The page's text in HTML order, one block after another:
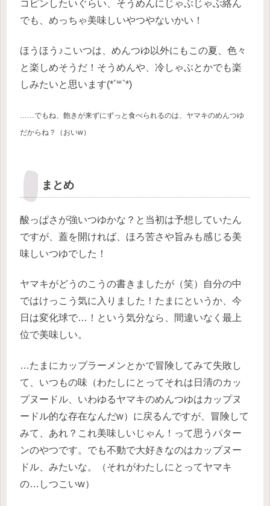
コピンしたいぐらい、そうめんにじゃぶじゃぶ絡ん
でも、めっちゃ美味しいやつやないかい！
ほうほう♪こいつは、めんつゆ以外にもこの夏、色々
と楽しめそうだ！そうめんや、冷しゃぶとかでも楽
しみたいと思います(*´꒳`*)
……でもね、飽きが来ずにずっと食べられるのは、ヤマキのめんつゆ
だからね？（おいw）
まとめ
酸っぱさが強いつゆかな？と当初は予想していたん
ですが、蓋を開ければ、ほろ苦さや旨みも感じる美
味しいつゆでした！
ヤマキがどうのこうの書きましたが（笑）自分の中
ではけっこう気に入りました！たまにというか、今
日は変化球で…！という気分なら、間違いなく最上
位で美味しい。
…たまにカップラーメンとかで冒険してみて失敗し
て、いつもの味（わたしにとってそれは日清のカッ
プヌードル、いわゆるヤマキのめんつゆはカップヌ
ードル的な存在なんだw）に戻るんですが、冒険して
みて、あれ？これ美味しいじゃん！って思うパター
ンのやつです。でも不動で大好きなのはカップヌー
ドル、みたいな。（それがわたしにとってヤマキ
の…しつこいw）